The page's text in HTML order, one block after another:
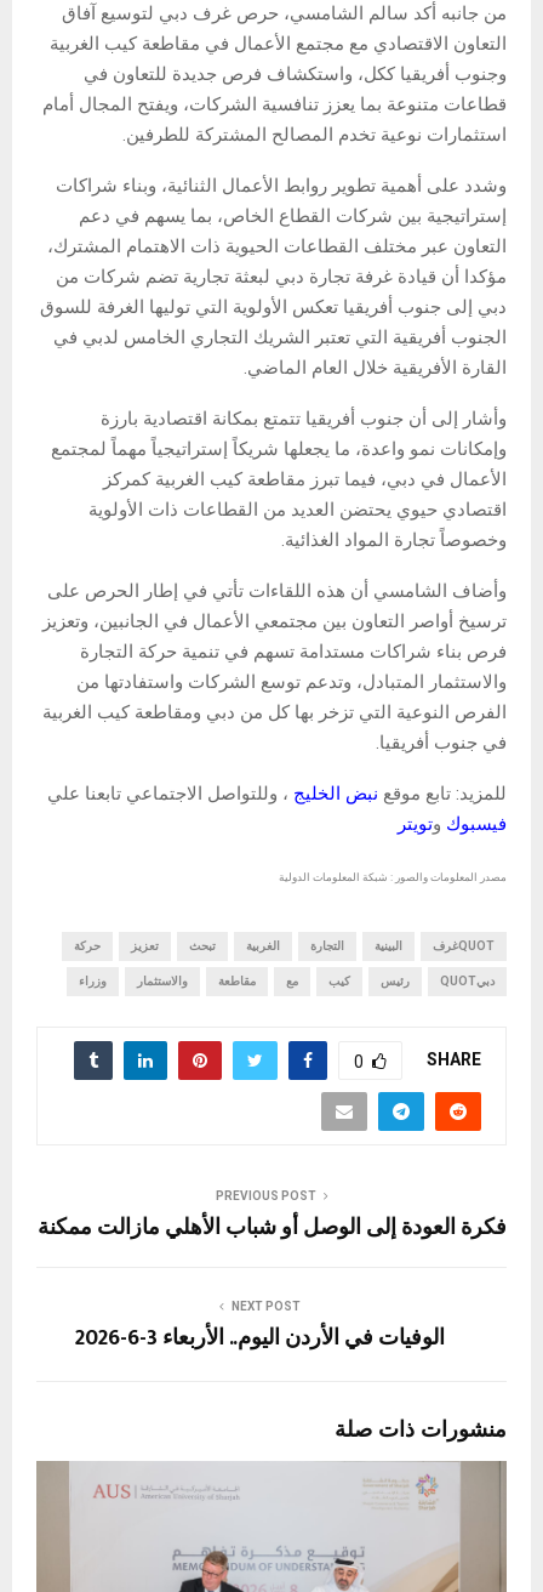
من جانبه أكد سالم الشامسي، حرص غرف دبي لتوسيع آفاق
التعاون الاقتصادي مع مجتمع الأعمال في مقاطعة كيب الغربية
وجنوب أفريقيا ككل، واستكشاف فرص جديدة للتعاون في
قطاعات متنوعة بما يعزز تنافسية الشركات، ويفتح المجال أمام
استثمارات نوعية تخدم المصالح المشتركة للطرفين.
وشدد على أهمية تطوير روابط الأعمال الثنائية، وبناء شراكات
إستراتيجية بين شركات القطاع الخاص، بما يسهم في دعم
التعاون عبر مختلف القطاعات الحيوية ذات الاهتمام المشترك،
مؤكدا أن قيادة غرفة تجارة دبي لبعثة تجارية تضم شركات من
دبي إلى جنوب أفريقيا تعكس الأولوية التي توليها الغرفة للسوق
الجنوب أفريقية التي تعتبر الشريك التجاري الخامس لدبي في
القارة الأفريقية خلال العام الماضي.
وأشار إلى أن جنوب أفريقيا تتمتع بمكانة اقتصادية بارزة
وإمكانات نمو واعدة، ما يجعلها شريكاً إستراتيجياً مهماً لمجتمع
الأعمال في دبي، فيما تبرز مقاطعة كيب الغربية كمركز
اقتصادي حيوي يحتضن العديد من القطاعات ذات الأولوية
وخصوصاً تجارة المواد الغذائية.
وأضاف الشامسي أن هذه اللقاءات تأتي في إطار الحرص على
ترسيخ أواصر التعاون بين مجتمعي الأعمال في الجانبين، وتعزيز
فرص بناء شراكات مستدامة تسهم في تنمية حركة التجارة
والاستثمار المتبادل، وتدعم توسع الشركات واستفادتها من
الفرص النوعية التي تزخر بها كل من دبي ومقاطعة كيب الغربية
في جنوب أفريقيا.
للمزيد: تابع موقع نبض الخليج ، وللتواصل الاجتماعي تابعنا علي
فيسبوك وتويتر
مصدر المعلومات والصور : شبكة المعلومات الدولية
QUOTغرف البينية التجارة الغربية تبحث تعزيز حركة
دبيQUOT رئيس كيب مع مقاطعة والاستثمار وزراء
SHARE
0
PREVIOUS POST
فكرة العودة إلى الوصل أو شباب الأهلي مازالت ممكنة
NEXT POST
الوفيات في الأردن اليوم.. الأربعاء 3-6-2026
منشورات ذات صلة